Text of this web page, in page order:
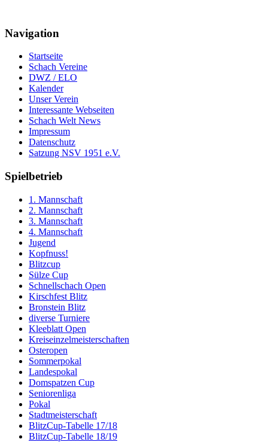
Navigation
Startseite
Schach Vereine
DWZ / ELO
Kalender
Unser Verein
Interessante Webseiten
Schach Welt News
Impressum
Datenschutz
Satzung NSV 1951 e.V.
Spielbetrieb
1. Mannschaft
2. Mannschaft
3. Mannschaft
4. Mannschaft
Jugend
Kopfnuss!
Blitzcup
Sülze Cup
Schnellschach Open
Kirschfest Blitz
Bronstein Blitz
diverse Turniere
Kleeblatt Open
Kreiseinzelmeisterschaften
Osteropen
Sommerpokal
Landespokal
Domspatzen Cup
Seniorenliga
Pokal
Stadtmeisterschaft
BlitzCup-Tabelle 17/18
BlitzCup-Tabelle 18/19